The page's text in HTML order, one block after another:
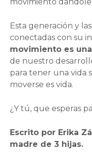
Esta generación y
conectadas con su
movimiento es
de nuestro
para tener una vida
moverse es vida.
¿Y tú, que esperas
Escrito por Erika
madre de 3 hijas.